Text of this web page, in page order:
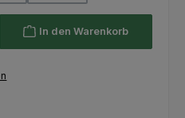
In den Warenkorb